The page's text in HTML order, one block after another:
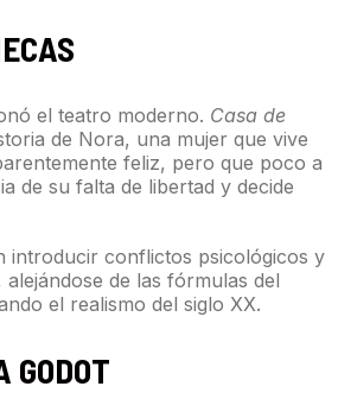
el teatro moderno. Casa de
de Nora, una mujer que vive
feliz, pero que poco a
de su falta de libertad y decide
introducir conflictos psicológicos y
de las fórmulas del
el realismo del siglo XX.
GODOT